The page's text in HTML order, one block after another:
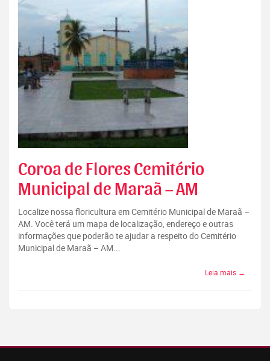
Coroa de Flores Cemitério
Municipal de Maraã – AM
Localize nossa floricultura em Cemitério Municipal de Maraã –
AM. Você terá um mapa de localização, endereço e outras
informações que poderão te ajudar a respeito do Cemitério
Municipal de Maraã – AM...
Leia mais →